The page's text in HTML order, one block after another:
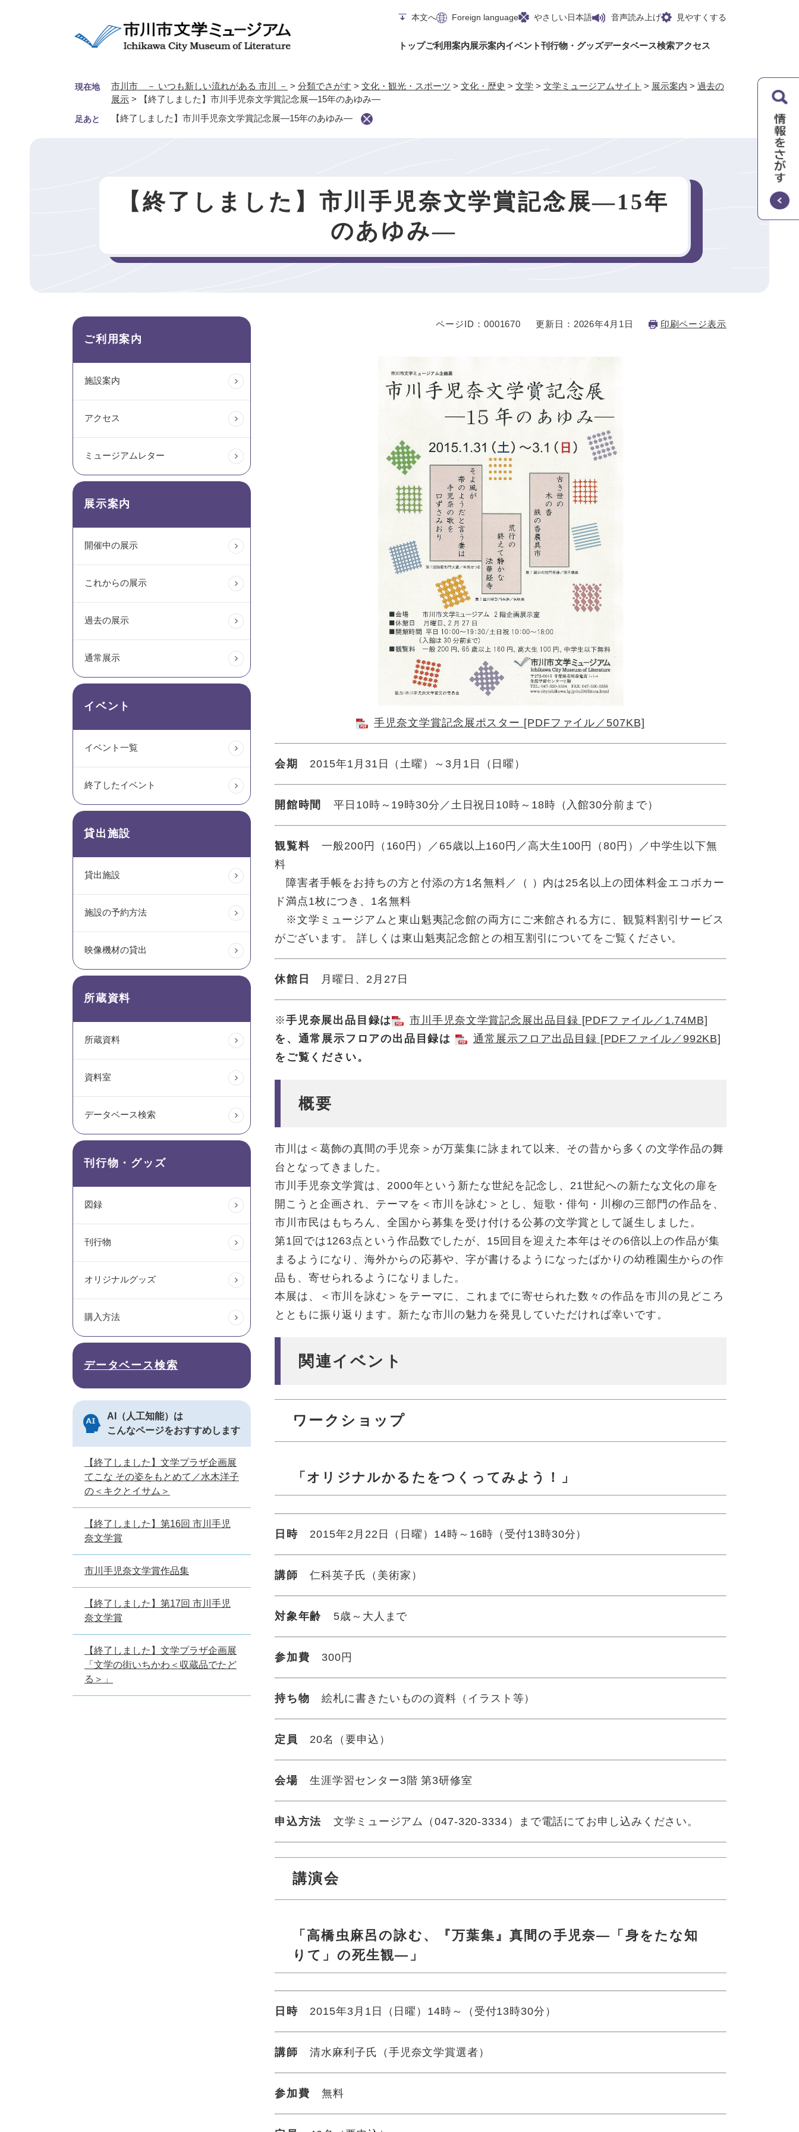
本文へ
Foreign language やさしい日本語 音声読み上げ 見やすくする
トップご利用案内展示案内イベント刊行物・グッズデータベース検索アクセス
現在地 市川市 － いつも新しい流れがある 市川 － > 分類でさがす > 文化・観光・スポーツ > 文化・歴史 > 文学 > 文学ミュージアムサイト > 展示案内 > 過去の
展示 > 【終了しました】市川手児奈文学賞記念展―15年のあゆみ―
足あと 【終了しました】市川手児奈文学賞記念展―15年のあゆみ―
【終了しました】市川手児奈文学賞記念展―15年
のあゆみ―
ページID：0001670 更新日：2026年4月1日 印刷ページ表示
手児奈文学賞記念展ポスター [PDFファイル／507KB]
会期 2015年1月31日（土曜）～3月1日（日曜）
開館時間 平日10時～19時30分／土日祝日10時～18時（入館30分前まで）
観覧料一般200円（160円）／65歳以上160円／高大生100円（80円）／中学生以下無
料
障害者手帳をお持ちの方と付添の方1名無料／（ ）内は25名以上の団体料金エコボカー
ド満点1枚につき、1名無料
※文学ミュージアムと東山魁夷記念館の両方にご来館される方に、観覧料割引サービス
がございます。 詳しくは東山魁夷記念館との相互割引についてをご覧ください。
休館日 月曜日、2月27日
※手児奈展出品目録は
市川手児奈文学賞記念展出品目録 [PDFファイル／1.74MB]
を、通常展示フロアの出品目録は
通常展示フロア出品目録 [PDFファイル／992KB]
をご覧ください。
概要
市川は＜葛飾の真間の手児奈＞が万葉集に詠まれて以来、その昔から多くの文学作品の舞
台となってきました。
市川手児奈文学賞は、2000年という新たな世紀を記念し、21世紀への新たな文化の扉を
開こうと企画され、テーマを＜市川を詠む＞とし、短歌・俳句・川柳の三部門の作品を、
市川市民はもちろん、全国から募集を受け付ける公募の文学賞として誕生しました。
第1回では1263点という作品数でしたが、15回目を迎えた本年はその6倍以上の作品が集
まるようになり、海外からの応募や、字が書けるようになったばかりの幼稚園生からの作
品も、寄せられるようになりました。
本展は、＜市川を詠む＞をテーマに、これまでに寄せられた数々の作品を市川の見どころ
とともに振り返ります。新たな市川の魅力を発見していただければ幸いです。
関連イベント
ワークショップ
「オリジナルかるたをつくってみよう！」
日時 2015年2月22日（日曜）14時～16時（受付13時30分）
講師仁科英子氏（美術家）
対象年齢 5歳～大人まで
参加費 300円
持ち物絵札に書きたいものの資料（イラスト等）
定員 20名（要申込）
会場生涯学習センター3階 第3研修室
申込方法 文学ミュージアム（047-320-3334）まで電話にてお申し込みください。
講演会
「高橋虫麻呂の詠む、『万葉集』真間の手児奈―「身をたな知
りて」の死生観―」
日時 2015年3月1日（日曜）14時～（受付13時30分）
講師清水麻利子氏（手児奈文学賞選者）
参加費無料
ご利用案内
施設案内
アクセス
ミュージアムレター
展示案内
開催中の展示
これからの展示
過去の展示
通常展示
イベント
イベント一覧
終了したイベント
貸出施設
貸出施設
施設の予約方法
映像機材の貸出
所蔵資料
所蔵資料
資料室
データベース検索
刊行物・グッズ
図録
刊行物
オリジナルグッズ
購入方法
データベース検索
AI（人工知能）は
こんなページをおすすめします
【終了しました】文学プラザ企画展
てこな その姿をもとめて／水木洋子
の＜キクとイサム＞
【終了しました】第16回 市川手児
奈文学賞
市川手児奈文学賞作品集
【終了しました】第17回 市川手児
奈文学賞
【終了しました】文学プラザ企画展
「文学の街いちかわ＜収蔵品でたど
る＞」